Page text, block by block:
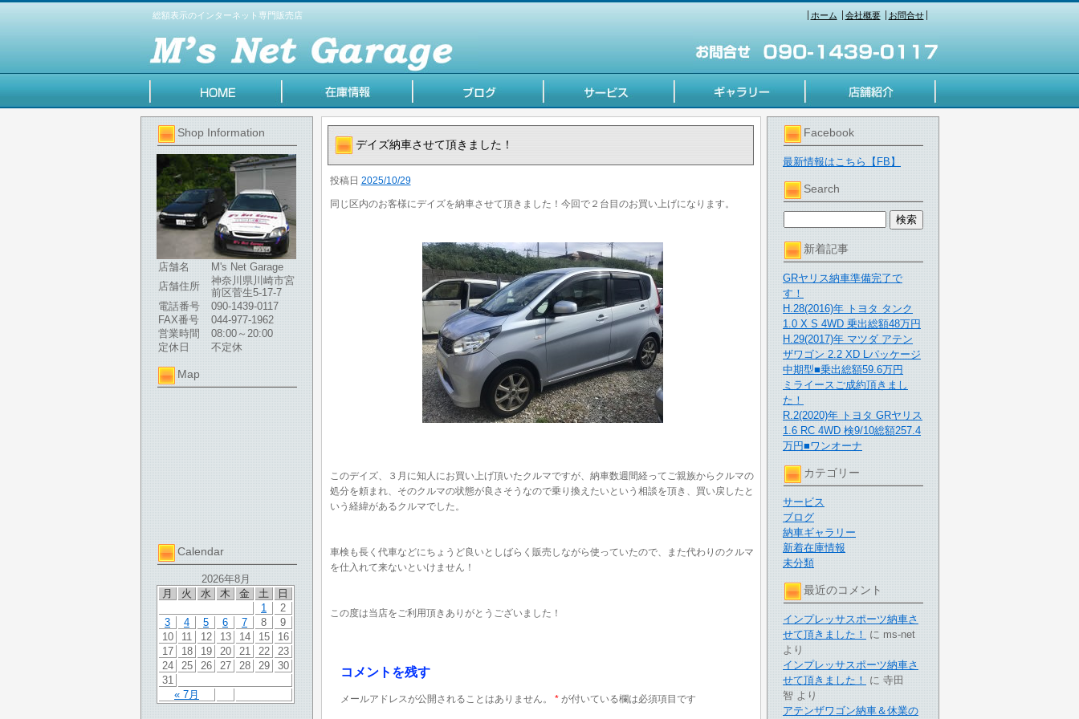
総額表示のインターネット専門販売店 ホーム 会社概要 お問合せ
Shop Information
店舗名
M's Net Garage
店舗住所
神奈川県川崎市宮
前区菅生5-17-7
電話番号
090-1439-0117
FAX番号
044-977-1962
営業時間
08:00～20:00
定休日
不定休
Map
Calendar
2026年8月
月
火 水 木 金 土 日
« 7月
1
2
3
4 5 6 7 8
9
10
11 12 13 14 15
16
17
18 19 20 21 22
23
24
25 26 27 28 29
30
31
Facebook
最新情報はこちら【FB】
Search
新着記事
GRヤリス納車準備完了で
す！
H.28(2016)年 トヨタ タンク
1.0 X S 4WD 乗出総額48万円
H.29(2017)年 マツダ アテン
ザワゴン 2.2 XD Lパッケージ
中期型■乗出総額59.6万円
ミライースご成約頂きまし
た！
R.2(2020)年 トヨタ GRヤリス
1.6 RC 4WD 検9/10総額257.4
万円■ワンオーナ
カテゴリー
サービス
ブログ
納車ギャラリー
新着在庫情報
未分類
最近のコメント
インプレッサスポーツ納車さ
せて頂きました！
に ms-net
より
インプレッサスポーツ納車さ
せて頂きました！
に 寺田
智 より
アテンザワゴン納車＆休業の
デイズ納車させて頂きました！
投稿日 2025/10/29
同じ区内のお客様にデイズを納車させて頂きました！今回で２台目のお買い上げになります。
このデイズ、３月に知人にお買い上げ頂いたクルマですが、納車数週間経ってご親族からクルマの
処分を頼まれ、そのクルマの状態が良さそうなので乗り換えたいという相談を頂き、買い戻したと
いう経緯があるクルマでした。
車検も長く代車などにちょうど良いとしばらく販売しながら使っていたので、また代わりのクルマ
を仕入れて来ないといけません！
この度は当店をご利用頂きありがとうございました！
コメントを残す
メールアドレスが公開されることはありません。 *が付いている欄は必須項目です